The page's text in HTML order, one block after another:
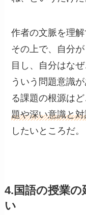
作者の文脈を理解
その上で、自分
目し、自分はな
ういう問題意識
る課題の根源は
題や深い意識と
したいところだ。
4.国語の授業
い